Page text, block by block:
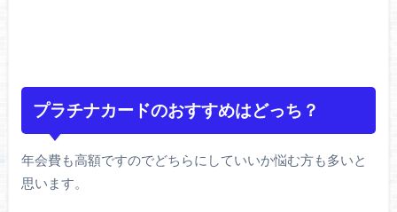
プラチナカードのおすすめはどっち？
年会費も高額ですのでどちらにしていいか悩む方も多いと
思います。